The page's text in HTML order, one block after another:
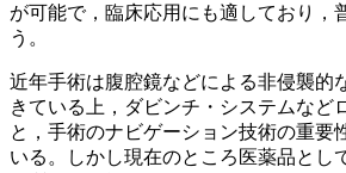
が可能で，臨床応用にも適しており，
う。
近年手術は腹腔鏡などによる非侵襲的
きている上，ダビンチ・システムなど
と，手術のナビゲーション技術の重要
いる。しかし現在のところ医薬品とし